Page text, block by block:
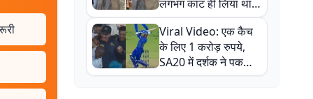
लगभग काट ही लिया था,
न्यूजीलैंड सीरीज से पहले
बाल-बाल बचे
Viral Video: एक कैच
के लिए 1 करोड़ रुपये,
SA20 में दर्शक ने पकड़ा
एक हाथ से गजब का कैच